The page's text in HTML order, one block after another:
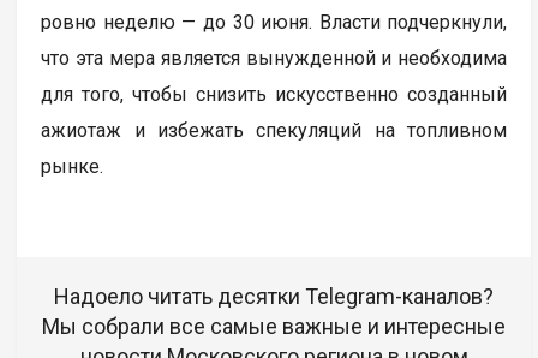
ровно неделю — до 30 июня. Власти подчеркнули,
что эта мера является вынужденной и необходима
для того, чтобы снизить искусственно созданный
ажиотаж и избежать спекуляций на топливном
рынке.
Надоело читать десятки Telegram-каналов?
Мы собрали все самые важные и интересные